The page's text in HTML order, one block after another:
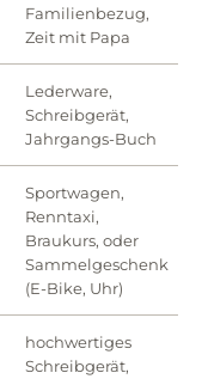
Familienbezug,
Zeit mit Papa
Lederware,
Schreibgerät,
Jahrgangs-Buch
Sportwagen,
Renntaxi,
Braukurs, oder
Sammelgeschenk
(E-Bike, Uhr)
hochwertiges
Schreibgerät,